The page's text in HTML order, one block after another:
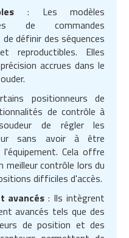
: Les modèles
de commandes
définir des séquences
reproductibles. Elles
accrues dans le
positionneurs de
de contrôle à
de régler les
sans avoir à être
Cela offre
meilleur contrôle lors du
difficiles d'accès.
avancés : Ils intègrent
avancés tels que des
de position et des